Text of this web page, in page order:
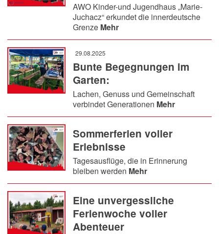
AWO Kinder-und Jugendhaus „Marie-
Juchacz“ erkundet die innerdeutsche
Grenze Mehr
29.08.2025
Bunte Begegnungen im
Garten:
Lachen, Genuss und Gemeinschaft
verbindet Generationen Mehr
Sommerferien voller
Erlebnisse
Tagesausflüge, die in Erinnerung
bleiben werden Mehr
Eine unvergessliche
Ferienwoche voller
Abenteuer